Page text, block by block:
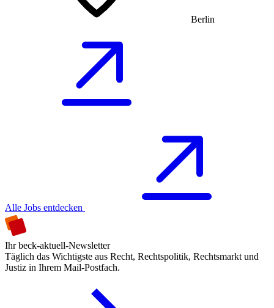
Berlin
Alle Jobs entdecken
Ihr beck-aktuell-Newsletter
Täglich das Wichtigste aus Recht, Rechtspolitik, Rechtsmarkt und
Justiz in Ihrem Mail-Postfach.